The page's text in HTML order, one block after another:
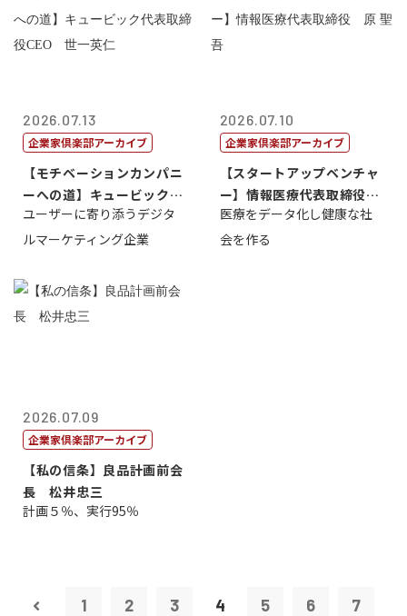
2026.07.13
企業家倶楽部アーカイブ
【モチベーションカンパニ
ーへの道】キュービック代
表取締役CE...
ユーザーに寄り添うデジタ
ルマーケティング企業
2026.07.10
企業家倶楽部アーカイブ
【スタートアップベンチャ
ー】情報医療代表取締役
原 聖吾
医療をデータ化し健康な社
会を作る
2026.07.09
企業家倶楽部アーカイブ
【私の信条】良品計画前会
長 松井忠三
計画５％、実行95％
1 2 3 4 5 6 7